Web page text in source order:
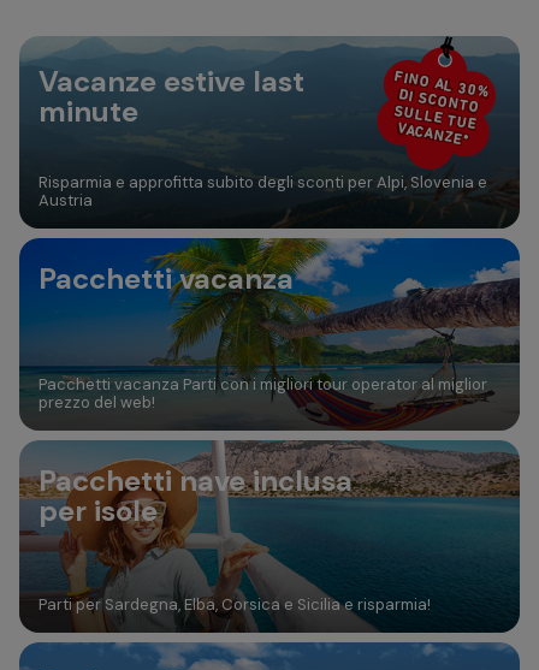
Aggiungi camera
FINO AL 30%
DI SCONTO
SULLE TUE
VACANZE*
Vacanze estive last
minute
Risparmia e approfitta subito degli sconti per Alpi, Slovenia e
Austria
Pacchetti vacanza
Pacchetti vacanza Parti con i migliori tour operator al miglior
prezzo del web!
Pacchetti nave inclusa
per isole
Parti per Sardegna, Elba, Corsica e Sicilia e risparmia!